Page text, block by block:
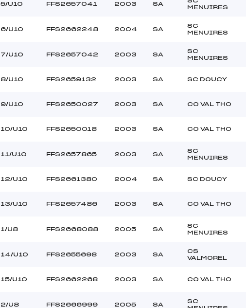
BEAU
Température départ :
–
5/U10 FFS2657041 2003 SA
MENUIRES
6/U10 FFS2662248 2004 SA
SC
MENUIRES
7/U10 FFS2657042 2003 SA
SC
MENUIRES
8/U10 FFS2659132 2003 SA SC DOUCY
9/U10 FFS2650027 2003 SA CO VAL THO
10/U10 FFS2650018 2003 SA CO VAL THO
11/U10 FFS2657865 2003 SA
SC
MENUIRES
12/U10 FFS2661380 2004 SA SC DOUCY
13/U10 FFS2657486 2003 SA CO VAL THO
1/U8 FFS2668088 2005 SA
SC
MENUIRES
14/U10 FFS2655698 2003 SA
CS
VALMOREL
15/U10 FFS2662268 2003 SA CO VAL THO
2/U8 FFS2666999 2005 SA
SC